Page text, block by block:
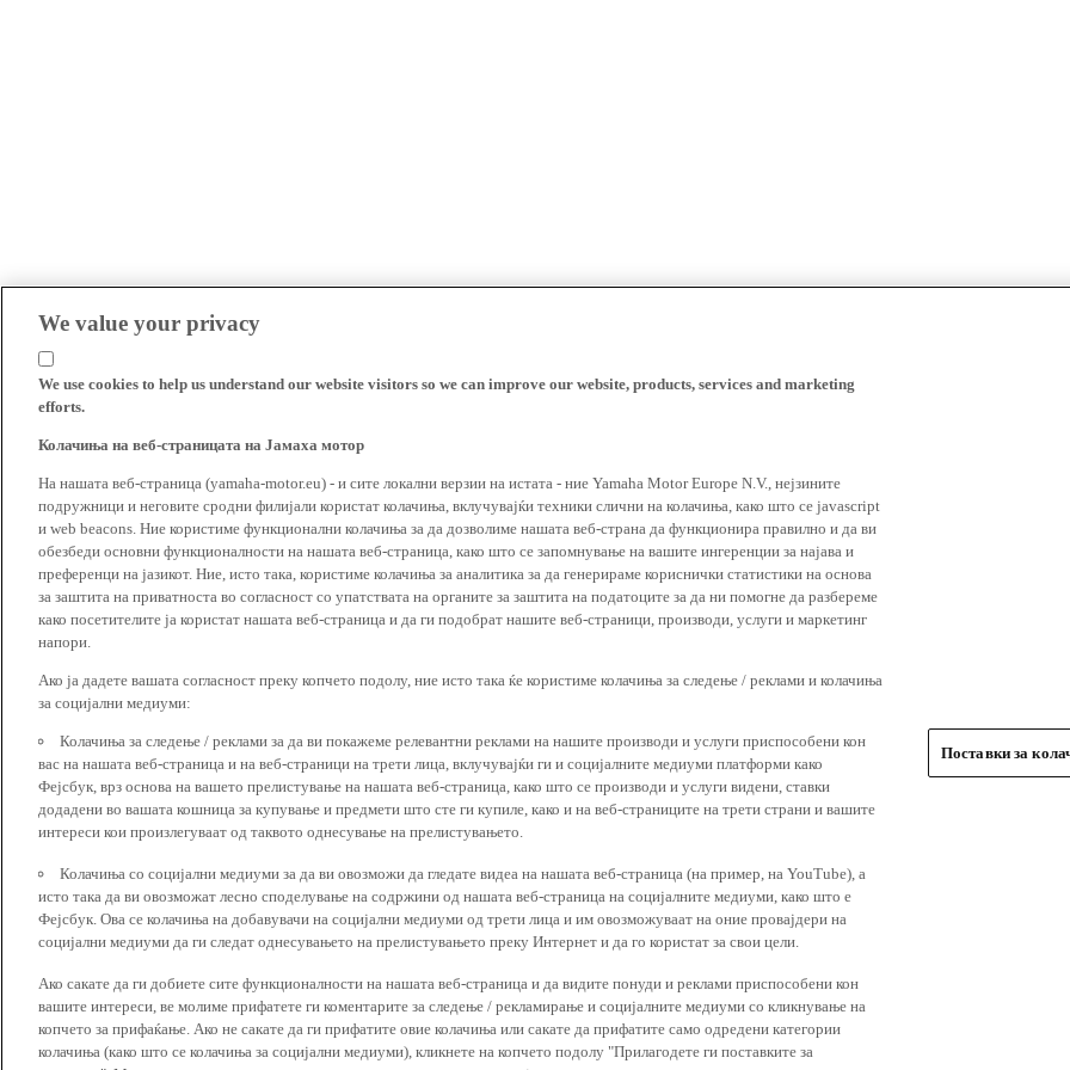
We value your privacy
We use cookies to help us understand our website visitors so we can improve our website, products, services and marketing
efforts.
Колачиња на веб-страницата на Јамаха мотор
На нашата веб-страница (yamaha-motor.eu) - и сите локални верзии на истата - ние Yamaha Motor Europe N.V., нејзините
подружници и неговите сродни филијали користат колачиња, вклучувајќи техники слични на колачиња, како што се javascript
и web beacons. Ние користиме функционални колачиња за да дозволиме нашата веб-страна да функционира правилно и да ви
обезбеди основни функционалности на нашата веб-страница, како што се запомнување на вашите ингеренции за најава и
преференци на јазикот. Ние, исто така, користиме колачиња за аналитика за да генерираме кориснички статистики на основа
за заштита на приватноста во согласност со упатствата на органите за заштита на податоците за да ни помогне да разбереме
како посетителите ја користат нашата веб-страница и да ги подобрат нашите веб-страници, производи, услуги и маркетинг
напори.
Ако ја дадете вашата согласност преку копчето подолу, ние исто така ќе користиме колачиња за следење / реклами и колачиња
за социјални медиуми:
Колачиња за следење / реклами за да ви покажеме релевантни реклами на нашите производи и услуги приспособени кон
вас на нашата веб-страница и на веб-страници на трети лица, вклучувајќи ги и социјалните медиуми платформи како
Фејсбук, врз основа на вашето прелистување на нашата веб-страница, како што се производи и услуги видени, ставки
додадени во вашата кошница за купување и предмети што сте ги купиле, како и на веб-страниците на трети страни и вашите
интереси кои произлегуваат од таквото однесување на прелистувањето.
Колачиња со социјални медиуми за да ви овозможи да гледате видеа на нашата веб-страница (на пример, на YouTube), а
исто така да ви овозможат лесно споделување на содржини од нашата веб-страница на социјалните медиуми, како што е
Фејсбук. Ова се колачиња на добавувачи на социјални медиуми од трети лица и им овозможуваат на оние провајдери на
социјални медиуми да ги следат однесувањето на прелистувањето преку Интернет и да го користат за свои цели.
Ако сакате да ги добиете сите функционалности на нашата веб-страница и да видите понуди и реклами приспособени кон
вашите интереси, ве молиме прифатете ги коментарите за следење / рекламирање и социјалните медиуми со кликнување на
копчето за прифаќање. Ако не сакате да ги прифатите овие колачиња или сакате да прифатите само одредени категории
колачиња (како што се колачиња за социјални медиуми), кликнете на копчето подолу "Прилагодете ги поставките за
Поставки за